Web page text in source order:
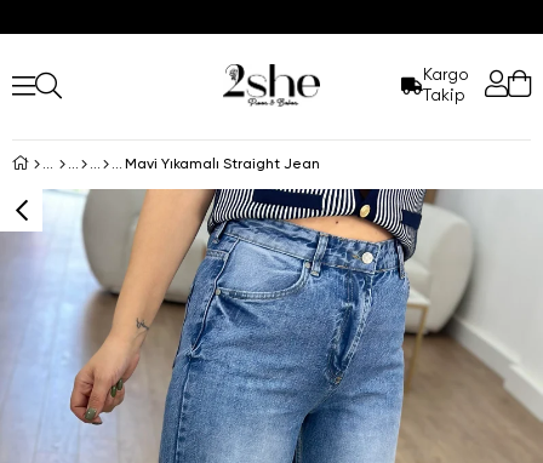
Kargo
Takip
Mavi Yıkamalı Straight Jean